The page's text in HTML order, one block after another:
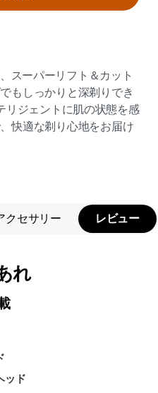
スーパーリフト＆カット
もしっかりと深剃りでき
リジェントに肌の状態を感
快適な剃り心地をお届け
クセサリー レビュー
れ
ッド